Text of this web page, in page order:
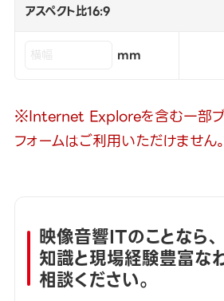
アスペクト比16:9
mm
※Internet Exploreを含む一部ブ
フォームはご利用いただけません。
映像音響ITのことなら、
知識と現場経験豊富な
相談ください。